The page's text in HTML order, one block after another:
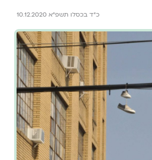
כ"ד בכסלו תשפ"א 10.12.2020